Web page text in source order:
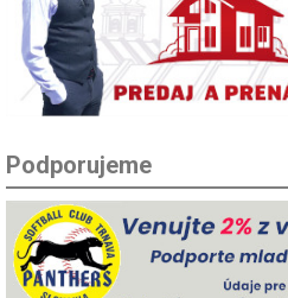
Podporujeme